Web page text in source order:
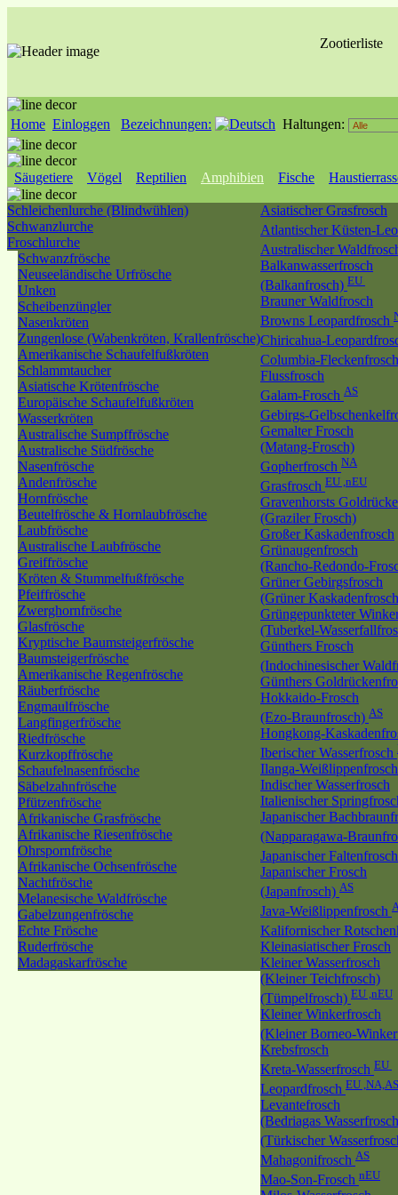
Zootierliste
Home Einloggen Bezeichnungen: Haltungen:
Säugetiere Vögel Reptilien Amphibien Fische
Schleichenlurche (Blindwühlen)
Schwanzlurche
Froschlurche
Schwanzfrösche
Neuseeländische Urfrösche
Unken
Scheibenzüngler
Nasenkröten
Zungenlose (Wabenkröten, Krallenfrösche)
Amerikanische Schaufelfußkröten
Schlammtaucher
Asiatische Krötenfrösche
Europäische Schaufelfußkröten
Wasserkröten
Australische Sumpffrösche
Australische Südfrösche
Nasenfrösche
Andenfrösche
Hornfrösche
Beutelfrösche & Hornlaubfrösche
Laubfrösche
Australische Laubfrösche
Greiffrösche
Kröten & Stummelfußfrösche
Pfeiffrösche
Zwerghornfrösche
Glasfrösche
Kryptische Baumsteigerfrösche
Baumsteigerfrösche
Amerikanische Regenfrösche
Räuberfrösche
Engmaulfrösche
Langfingerfrösche
Riedfrösche
Kurzkopffrösche
Schaufelnasenfrösche
Säbelzahnfrösche
Pfützenfrösche
Afrikanische Grasfrösche
Afrikanische Riesenfrösche
Ohrspornfrösche
Afrikanische Ochsenfrösche
Nachtfrösche
Melanesische Waldfrösche
Gabelzungenfrösche
Echte Frösche
Ruderfrösche
Madagaskarfrösche
Asiatischer Grasfrosch
Atlantischer Küsten-
Australischer
Balkanwasserfrosch
(Balkanfrosch) EU
Brauner Waldfrosch
Browns Leopardfrosch
Chiricahua-
Columbia-
Flussfrosch
Galam-Frosch AS
Gebirgs-
Gemalter Frosch
(Matang-Frosch)
Gopherfrosch NA
Grasfrosch EU ,nEU
Gravenhorsts
(Graziler Frosch)
Großer Kaskadenfrosch
Grünaugenfrosch
(Rancho-Redondo-
Grüner Gebirgsfrosch
(Grüner
Grüngepunkteter
(Tuberkel-
Günthers Frosch
(Indochinesischer
Günthers
Hokkaido-Frosch
(Ezo-Braunfrosch) AS
Hongkong-
Iberischer Wasserfrosch
Ilanga-Weißlippenfrosch
Indischer Wasserfrosch
Italienischer
Japanischer
(Napparagawa-
Japanischer
Japanischer Frosch
(Japanfrosch) AS
Java-Weißlippenfrosch
Kalifornischer
Kleinasiatischer Frosch
Kleiner Wasserfrosch
(Kleiner Teichfrosch)
(Tümpelfrosch) EU ,nEU
Kleiner Winkerfrosch
(Kleiner Borneo-
Krebsfrosch
Kreta-Wasserfrosch EU
Leopardfrosch EU ,NA,AS
Levantefrosch
(Bedriagas
(Türkischer
Mahagonifrosch AS
Mao-Son-Frosch nEU